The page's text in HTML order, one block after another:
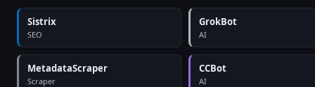
Sistrix
SEO
GrokBot
AI
MetadataScraper
Scraper
CCBot
AI